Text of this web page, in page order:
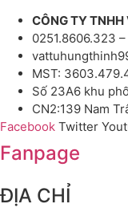
CÔNG TY TNHH
0251.8606.323
MST:
Số 23A6 khu
CN2:139 Nam
Facebook Twitter
Fanpage
ĐỊA CHỈ